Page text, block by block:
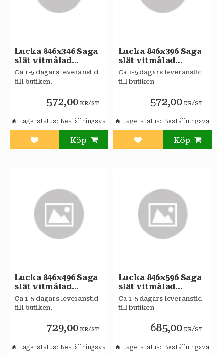
Lucka 846x346 Saga
slät vitmålad
Sagaköket
Ca 1-5 dagars leveranstid
till butiken.
572,00 KR/ST
Lägg till i favoriter
Lagerstatus Beställningsvara
Lucka 846x396 Saga
slät vitmålad
Sagaköket
Ca 1-5 dagars leveranstid
till butiken.
572,00 KR/ST
Lägg till i favoriter
Lagerstatus Beställningsvara
Lucka 846x496 Saga
slät vitmålad
Sagaköket
Ca 1-5 dagars leveranstid
till butiken.
729,00 KR/ST
Lagerstatus Beställningsvara
Lucka 846x596 Saga
slät vitmålad
Sagaköket
Ca 1-5 dagars leveranstid
till butiken.
685,00 KR/ST
Lagerstatus Beställningsvara